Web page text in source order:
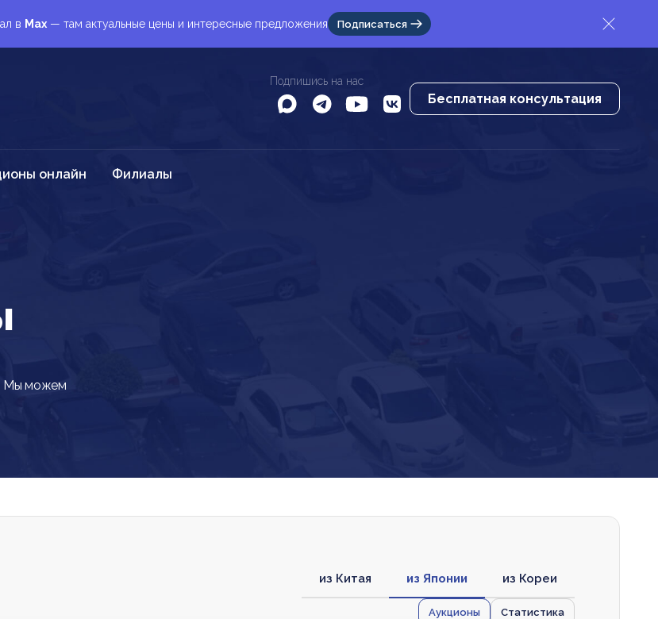
в Max — там актуальные цены и интересные предложения Подписаться
Подпишись на нас
Бесплатная консультация
онлайн Филиалы
Мы можем
из Китая из Японии из Кореи
Аукционы Статистика